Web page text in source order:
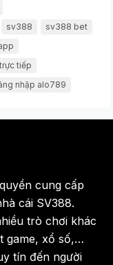
sv388
sv388 bet
tiếp
nhập alo789
cung cấp
cái SV388.
trò chơi khác
game, xổ số,…
tín đến người